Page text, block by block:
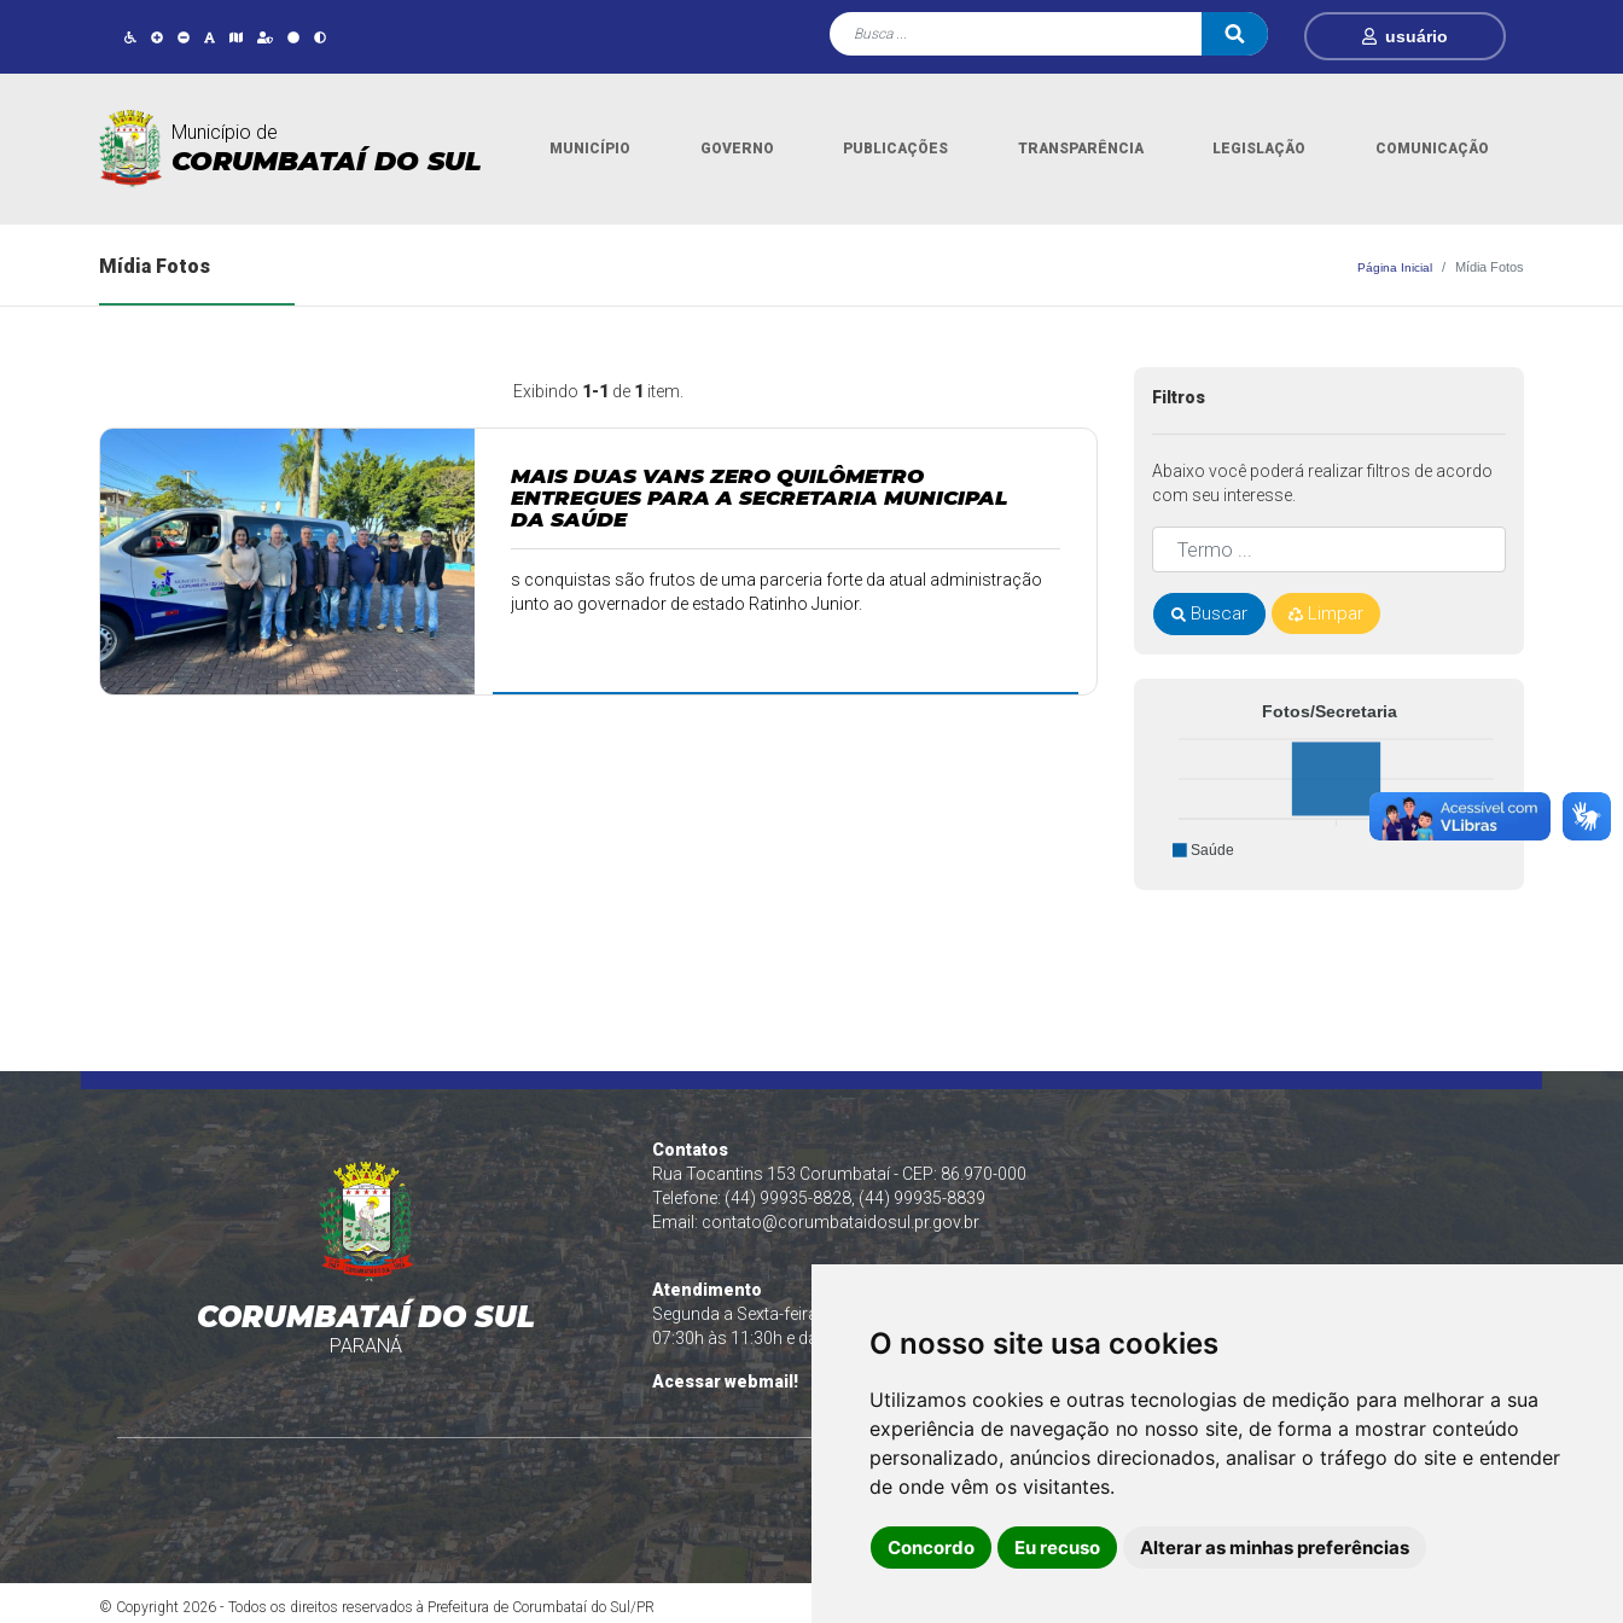
O nosso site usa cookies
Utilizamos cookies e outras tecnologias de medição para melhorar a sua
experiência de navegação no nosso site, de forma a mostrar conteúdo
personalizado, anúncios direcionados, analisar o tráfego do site e entender
de onde vêm os visitantes.
Concordo Eu recuso Alterar as minhas preferências
usuário
Município de
CORUMBATAÍ DO SUL MUNICÍPIO GOVERNO PUBLICAÇÕES TRANSPARÊNCIA LEGISLAÇÃO COMUNICAÇÃO
Mídia Fotos Página Inicial Mídia Fotos
Exibindo 1-1 de 1 item.
MAIS DUAS VANS ZERO QUILÔMETRO
ENTREGUES PARA A SECRETARIA MUNICIPAL
DA SAÚDE
s conquistas são frutos de uma parceria forte da atual administração
junto ao governador de estado Ratinho Junior.
Filtros
Abaixo você poderá realizar filtros de acordo
com seu interesse.
Buscar Limpar
Fotos/Secretaria
Saúde
CORUMBATAÍ DO SUL
PARANÁ
Contatos
Rua Tocantins 153 Corumbataí - CEP: 86.970-000
Telefone: (44) 99935-8828, (44) 99935-8839
Email: contato@corumbataidosul.pr.gov.br
Atendimento
Segunda a Sexta-feira
07:30h às 11:30h e das 13:00h às 17:00h
Acessar webmail!
© Copyright 2026 - Todos os direitos reservados à Prefeitura de Corumbataí do Sul/PR